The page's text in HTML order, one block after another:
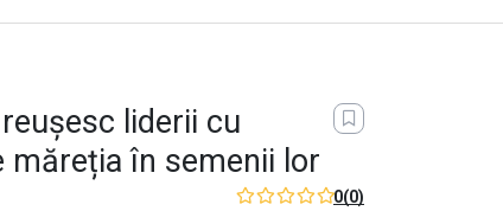
liderii cu
măreția în semenii lor
0(0)